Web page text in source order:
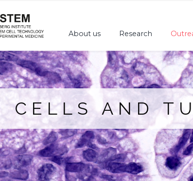
About us Research
CELLS AND